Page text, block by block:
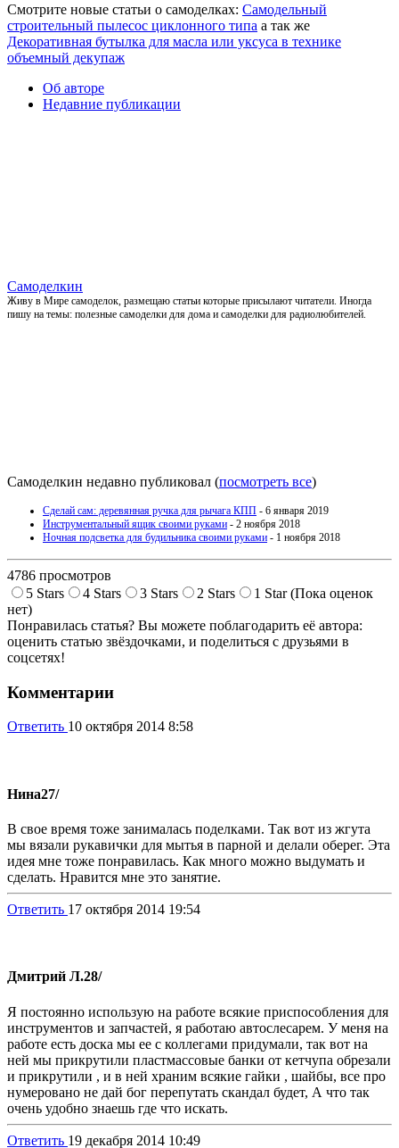
Смотрите новые статьи о самоделках: Самодельный
строительный пылесос циклонного типа а так же
Декоративная бутылка для масла или уксуса в технике
объемный декупаж
Об авторе
Недавние публикации
Самоделкин
Живу в Мире самоделок, размещаю статьи которые присылают читатели. Иногда
пишу на темы: полезные самоделки для дома и самоделки для радиолюбителей.
Самоделкин недавно публиковал (посмотреть все)
Сделай сам: деревянная ручка для рычага КПП - 6 января 2019
Инструментальный ящик своими руками - 2 ноября 2018
Ночная подсветка для будильника своими руками - 1 ноября 2018
4786 просмотров
5 Stars
4 Stars 3 Stars 2 Stars 1 Star(Пока оценок
нет)
Понравилась статья? Вы можете поблагодарить её автора:
оценить статью звёздочками, и поделиться с друзьями в
соцсетях!
Комментарии
Ответить 10 октября 2014 8:58
Нина27/
В свое время тоже занималась поделками. Так вот из жгута
мы вязали рукавички для мытья в парной и делали оберег. Эта
идея мне тоже понравилась. Как много можно выдумать и
сделать. Нравится мне это занятие.
Ответить 17 октября 2014 19:54
Дмитрий Л.28/
Я постоянно использую на работе всякие приспособления для
инструментов и запчастей, я работаю автослесарем. У меня на
работе есть доска мы ее с коллегами придумали, так вот на
ней мы прикрутили пластмассовые банки от кетчупа обрезали
и прикрутили , и в ней храним всякие гайки , шайбы, все про
нумеровано не дай бог перепутать скандал будет, А что так
очень удобно знаешь где что искать.
Ответить 19 декабря 2014 10:49